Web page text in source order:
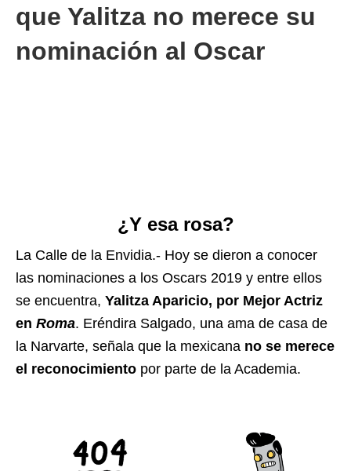
que Yalitza no merece su
nominación al Oscar
¿Y esa rosa?
La Calle de la Envidia.- Hoy se dieron a conocer
las nominaciones a los Oscars 2019 y entre ellos
se encuentra, Yalitza Aparicio, por Mejor Actriz
en Roma. Eréndira Salgado, una ama de casa de
la Narvarte, señala que la mexicana no se merece
el reconocimiento por parte de la Academia.